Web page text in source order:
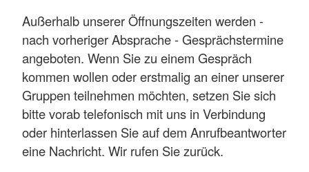
Außerhalb unserer Öffnungszeiten werden -
nach vorheriger Absprache - Gesprächstermine
angeboten. Wenn Sie zu einem Gespräch
kommen wollen oder erstmalig an einer unserer
Gruppen teilnehmen möchten, setzen Sie sich
bitte vorab telefonisch mit uns in Verbindung
oder hinterlassen Sie auf dem Anrufbeantworter
eine Nachricht. Wir rufen Sie zurück.